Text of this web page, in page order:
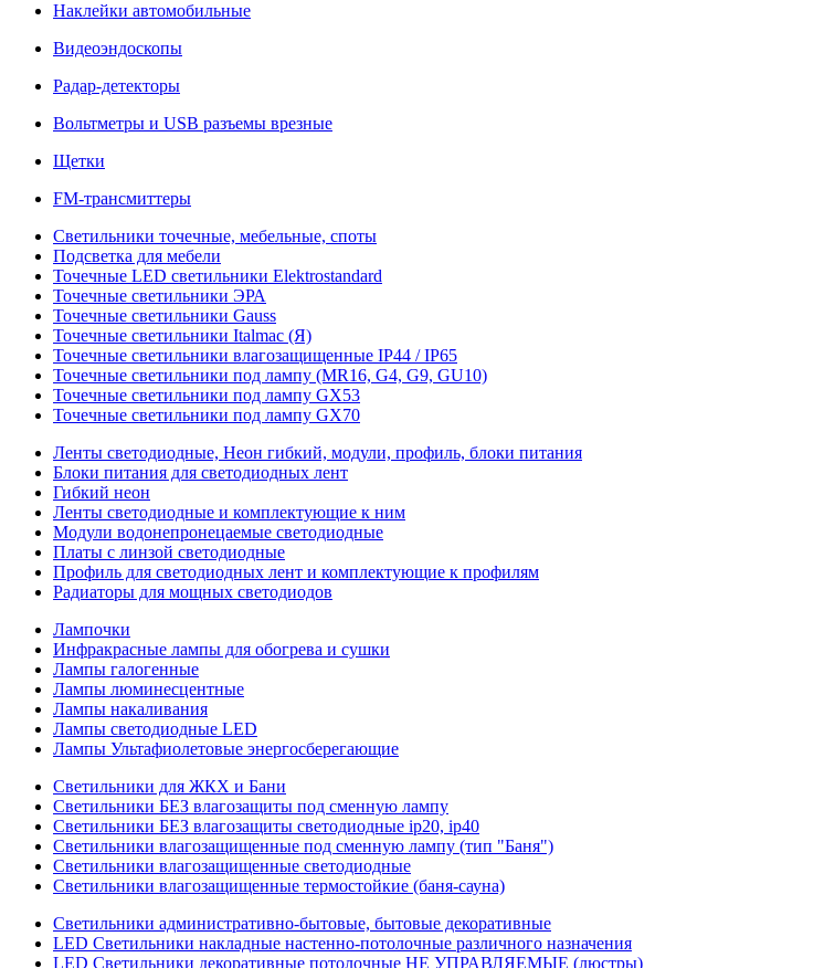
Наклейки автомобильные
Видеоэндоскопы
Радар-детекторы
Вольтметры и USB разъемы врезные
Щетки
FM-трансмиттеры
Светильники точечные, мебельные, споты
Подсветка для мебели
Точечные LED светильники Elektrostandard
Точечные светильники ЭРА
Точечные светильники Gauss
Точечные светильники Italmac (Я)
Точечные светильники влагозащищенные IP44 / IP65
Точечные светильники под лампу (MR16, G4, G9, GU10)
Точечные светильники под лампу GX53
Точечные светильники под лампу GX70
Ленты светодиодные, Неон гибкий, модули, профиль, блоки питания
Блоки питания для светодиодных лент
Гибкий неон
Ленты светодиодные и комплектующие к ним
Модули водонепронецаемые светодиодные
Платы с линзой светодиодные
Профиль для светодиодных лент и комплектующие к профилям
Радиаторы для мощных светодиодов
Лампочки
Инфракрасные лампы для обогрева и сушки
Лампы галогенные
Лампы люминесцентные
Лампы накаливания
Лампы светодиодные LED
Лампы Ультафиолетовые энергосберегающие
Светильники для ЖКХ и Бани
Светильники БЕЗ влагозащиты под сменную лампу
Светильники БЕЗ влагозащиты светодиодные ip20, ip40
Светильники влагозащищенные под сменную лампу (тип "Баня")
Светильники влагозащищенные светодиодные
Светильники влагозащищенные термостойкие (баня-сауна)
Светильники административно-бытовые, бытовые декоративные
LED Cветильники накладные настенно-потолочные различного назначения
LED Светильники декоративные потолочные НЕ УПРАВЛЯЕМЫЕ (люстры)